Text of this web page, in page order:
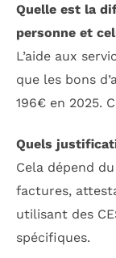
Quelle est la
personne et
L’aide aux
que les bons
196€ en 2025.
Quels
Cela dépend
factures,
utilisant des
spécifiques.